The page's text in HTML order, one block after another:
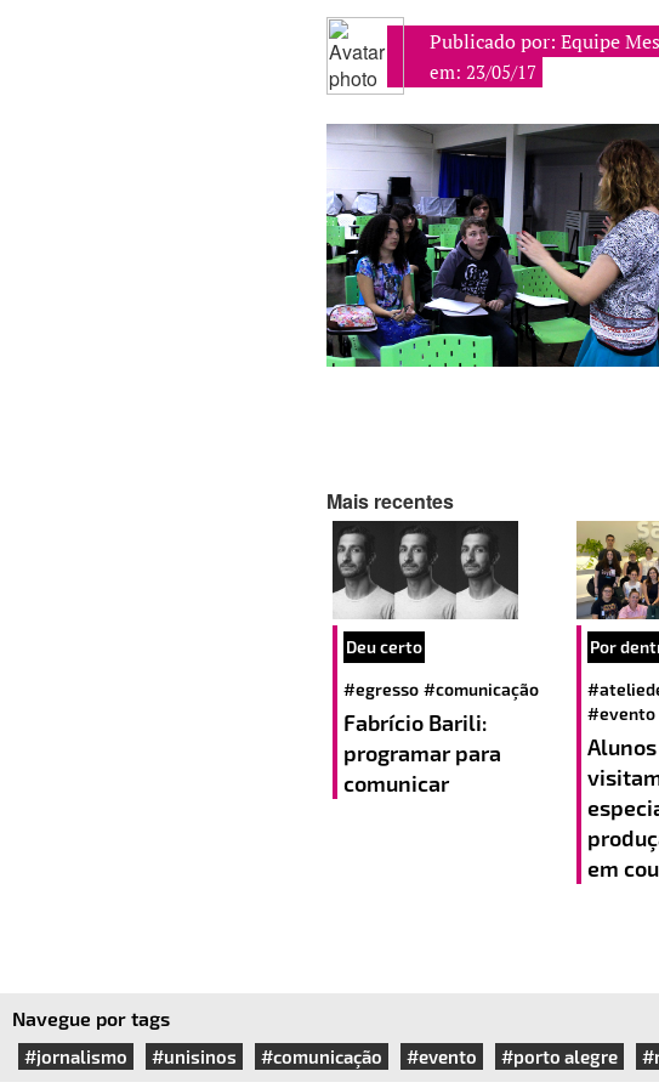
Publicado por: Equipe
em: 23/05/17
Mais recentes
Deu certo
#egresso #comunicação
Fabrício Barili:
programar para
comunicar
Por
#evento
em
Navegue por tags
#jornalismo #unisinos #comunicação #evento #porto alegre